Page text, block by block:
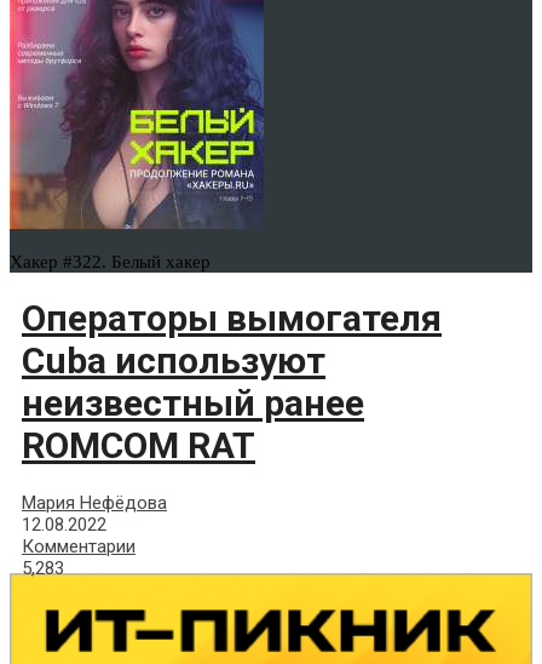
Хакер #322. Белый хакер
Операторы вымогателя
Cuba используют
неизвестный ранее
ROMCOM RAT
Мария Нефёдова
12.08.2022
Комментарии
5,283